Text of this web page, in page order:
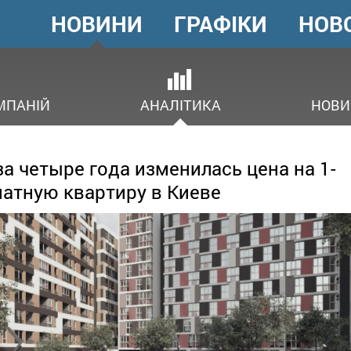
ГОЛОВНЕ
МЕНЮ
НОВИНИ
АНАЛІТИКА
ГРАФІКИ
четыре года изменилась цена на 1-
квартиру в Киеве